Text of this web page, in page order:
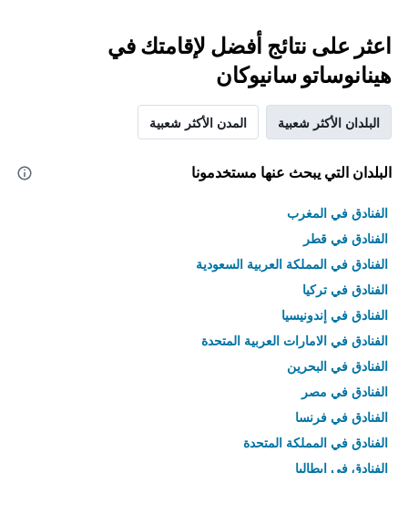
اعثر على نتائج أفضل لإقامتك في
هينانوساتو سانيوكان
البلدان الأكثر شعبية المدن الأكثر شعبية
البلدان التي يبحث عنها مستخدمونا
الفنادق في المغرب
الفنادق في قطر
الفنادق في المملكة العربية السعودية
الفنادق في تركيا
الفنادق في إندونيسيا
الفنادق في الامارات العربية المتحدة
الفنادق في البحرين
الفنادق في مصر
الفنادق في فرنسا
الفنادق في المملكة المتحدة
الفنادق في إيطاليا